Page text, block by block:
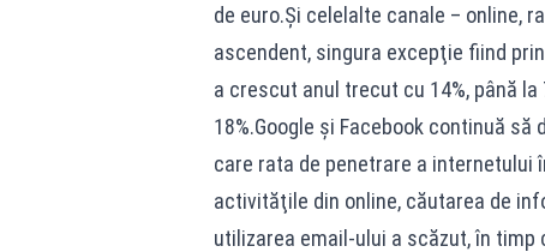
de euro.Şi celelalte canale – online,
ascendent, singura excepţie fiind
a crescut anul trecut cu 14%, până
18%.Google şi Facebook continuă
care rata de penetrare a internetului
activităţile din online, căutarea de
utilizarea email-ului a scăzut, în